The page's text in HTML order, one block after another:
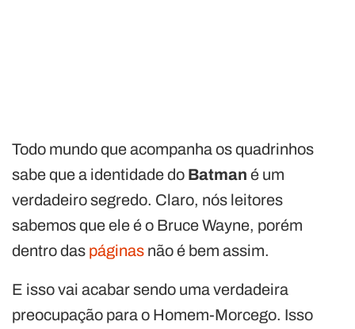
Todo mundo que acompanha os quadrinhos
sabe que a identidade do Batman é um
verdadeiro segredo. Claro, nós leitores
sabemos que ele é o Bruce Wayne, porém
dentro das páginas não é bem assim.
E isso vai acabar sendo uma verdadeira
preocupação para o Homem-Morcego. Isso